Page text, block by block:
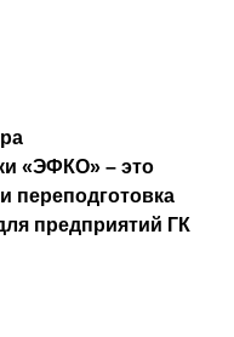
«ЭФКО» – это
переподготовка
предприятий ГК